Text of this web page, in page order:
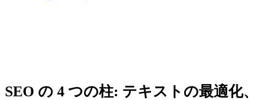
SEO の 4 つの柱: テキストの最適化、